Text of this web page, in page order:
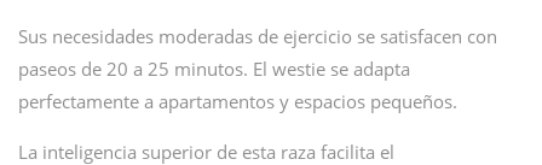
Sus necesidades moderadas de ejercicio se satisfacen con
paseos de 20 a 25 minutos. El westie se adapta
perfectamente a apartamentos y espacios pequeños.
La inteligencia superior de esta raza facilita el